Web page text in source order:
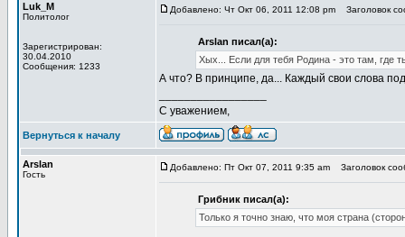
Luk_M
Политолог
Зарегистрирован:
30.04.2010
Сообщения: 1233
Добавлено: Чт Окт 06, 2011 12:08 pm Заголовок
Arslan писал(а):
Хых... Если для тебя Родина - это там, где
А что? В принципе, да... Каждый свои слова
С уважением,
Вернуться к началу
Arslan
Гость
Добавлено: Пт Окт 07, 2011 9:35 am Заголовок
Грибник писал(а):
Только я точно знаю, что моя страна